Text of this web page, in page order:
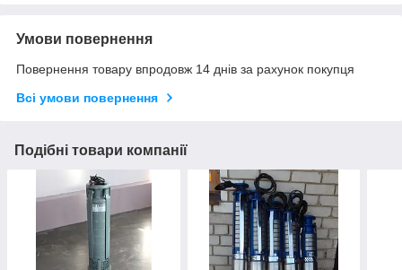
Умови повернення
Повернення товару впродовж 14 днів за рахунок покупця
Всі умови повернення
Подібні товари компанії